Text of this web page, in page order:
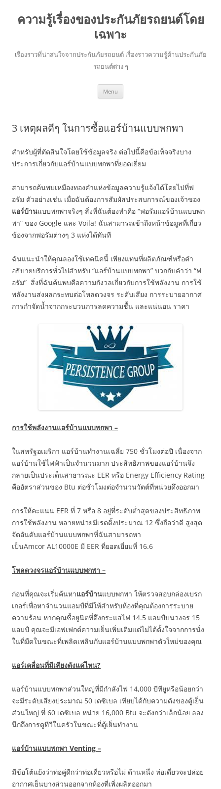
ความรู้เรื่องของประกันภัยรถยนต์โดย
เฉพาะ
เรื่องราวที่น่าสนใจจากประกันภัยรถยนต์ เรื่องราวความรู้ด้านประกันภัย
รถยนต์ต่าง ๆ
Menu
3 เหตุผลดีๆ ในการซื้อแอร์บ้านแบบพกพา
สำหรับผู้ที่ตัดสินใจโดยใช้ข้อมูลจริง ต่อไปนี้คือข้อเท็จจริงบาง
ประการเกี่ยวกับแอร์บ้านแบบพกพาที่ยอดเยี่ยม
สามารถค้นพบเหมืองทองคำแห่งข้อมูลความรู้แจ้งได้โดยไปที่ฟ
อรัม ตัวอย่างเช่น เมื่อฉันต้องการสัมผัสประสบการณ์ของเจ้าของ
แอร์บ้านแบบพกพาจริงๆ สิ่งที่ฉันต้องทำคือ “ฟอรัมแอร์บ้านแบบพก
พา” ของ Google และ Voila! ฉันสามารถเข้าถึงหน้าข้อมูลที่เกี่ยว
ข้องจากฟอรัมต่างๆ 3 แห่งได้ทันที
ฉันแนะนำให้คุณลองใช้เทคนิคนี้ เพียงแทนที่ผลิตภัณฑ์หรือคำ
อธิบายบริการทั่วไปสำหรับ “แอร์บ้านแบบพกพา” บวกกับคำว่า “ฟ
อรัม” สิ่งที่ฉันค้นพบคือความกังวลเกี่ยวกับการใช้พลังงาน การใช้
พลังงานส่งผลกระทบต่อโหลดวงจร ระดับเสียง การระบายอากาศ
การกำจัดน้ำจากกระบวนการลดความชื้น และแน่นอน ราคา
การใช้พลังงานแอร์บ้านแบบพกพา –
ในสหรัฐอเมริกา แอร์บ้านทำงานเฉลี่ย 750 ชั่วโมงต่อปี เนื่องจาก
แอร์บ้านใช้ไฟฟ้าเป็นจำนวนมาก ประสิทธิภาพของแอร์บ้านจึง
กลายเป็นประเด็นสาธารณะ EER หรือ Energy Efficiency Rating
คืออัตราส่วนของ Btu ต่อชั่วโมงต่อจำนวนวัตต์ที่หน่วยดึงออกมา
การให้คะแนน EER ที่ 7 หรือ 8 อยู่ที่ระดับต่ำสุดของประสิทธิภาพ
การใช้พลังงาน หลายหน่วยมีเรตติ้งประมาณ 12 ซึ่งถือว่าดี สูงสุด
จัดอันดับแอร์บ้านแบบพกพาที่ฉันสามารถหา
เป็นAmcor AL10000E มี EER ที่ยอดเยี่ยมที่ 16.6
โหลดวงจรแอร์บ้านแบบพกพา –
ก่อนที่คุณจะเริ่มค้นหาแอร์บ้านแบบพกพา ให้ตรวจสอบกล่องเบรก
เกอร์เพื่อหาจำนวนแอมป์ที่มีให้สำหรับห้องที่คุณต้องการระบาย
ความร้อน หากคุณซื้อยูนิตที่ดึงกระแสไฟ 14.5 แอมป์บนวงจร 15
แอมป์ คุณจะมีเอฟเฟกต์ความเย็นเพิ่มเติมแต่ไม่ได้ตั้งใจจากการนั่ง
ในที่มืดในขณะที่เพลิดเพลินกับแอร์บ้านแบบพกพาตัวใหม่ของคุณ
แอร์เคลื่อนที่มีเสียงดังแค่ไหน?
แอร์บ้านแบบพกพาส่วนใหญ่ที่มีกำลังไฟ 14,000 บีทียูหรือน้อยกว่า
จะมีระดับเสียงประมาณ 50 เดซิเบล เทียบได้กับความดังของตู้เย็น
ส่วนใหญ่ ที่ 60 เดซิเบล หน่วย 16,000 Btu จะดังกว่าเล็กน้อย ลอง
นึกถึงการดูทีวีในครัวในขณะที่ตู้เย็นทำงาน
แอร์บ้านแบบพกพา Venting –
มีข้อโต้แย้งว่าท่อคู่ดีกว่าท่อเดี่ยวหรือไม่ ด้านหนึ่ง ท่อเดี่ยวจะปล่อย
อากาศเย็นบางส่วนออกจากห้องที่เพิ่งผลิตออกมา